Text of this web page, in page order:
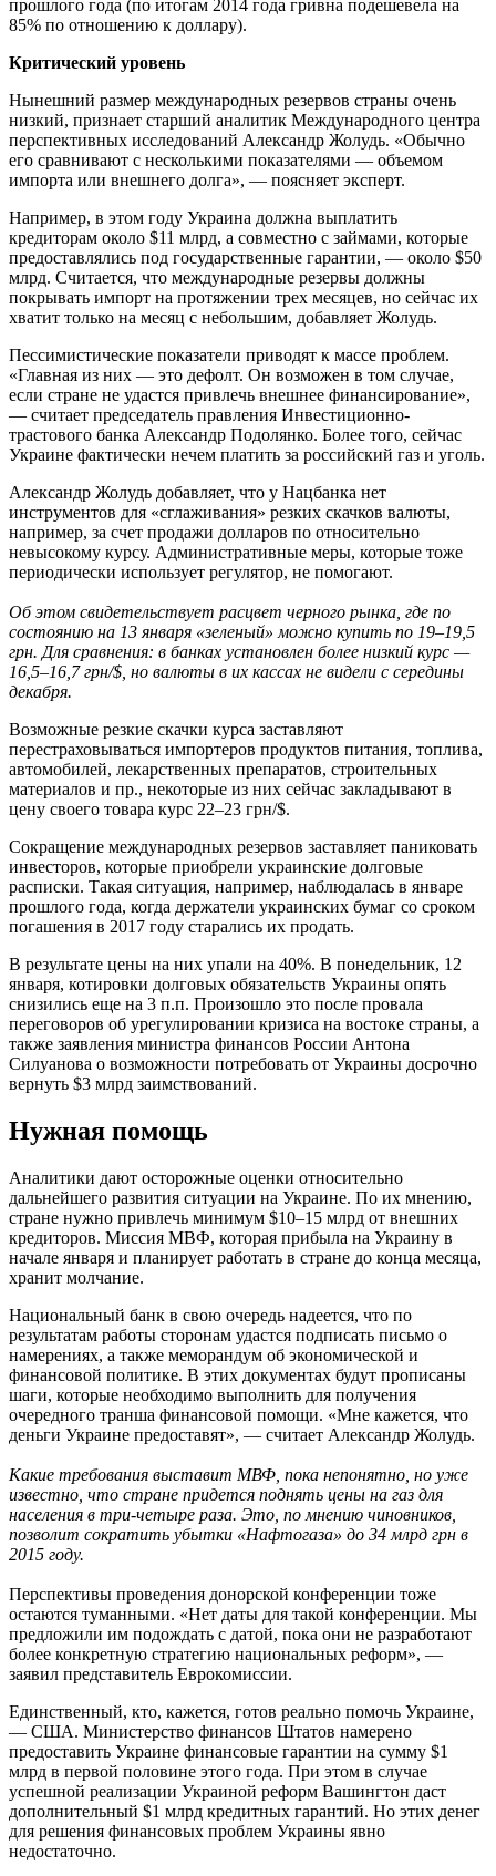
прошлого года (по итогам 2014 года гривна подешевела на
85% по отношению к доллару).
Критический уровень
Нынешний размер международных резервов страны очень
низкий, признает старший аналитик Международного центра
перспективных исследований Александр Жолудь. «Обычно
его сравнивают с несколькими показателями — объемом
импорта или внешнего долга», — поясняет эксперт.
Например, в этом году Украина должна выплатить
кредиторам около $11 млрд, а совместно с займами, которые
предоставлялись под государственные гарантии, — около $50
млрд. Считается, что международные резервы должны
покрывать импорт на протяжении трех месяцев, но сейчас их
хватит только на месяц с небольшим, добавляет Жолудь.
Пессимистические показатели приводят к массе проблем.
«Главная из них — это дефолт. Он возможен в том случае,
если стране не удастся привлечь внешнее финансирование»,
— считает председатель правления Инвестиционно-
трастового банка Александр Подолянко. Более того, сейчас
Украине фактически нечем платить за российский газ и уголь.
Александр Жолудь добавляет, что у Нацбанка нет
инструментов для «сглаживания» резких скачков валюты,
например, за счет продажи долларов по относительно
невысокому курсу. Административные меры, которые тоже
периодически использует регулятор, не помогают.
Об этом свидетельствует расцвет черного рынка, где по
состоянию на 13 января «зеленый» можно купить по 19–19,5
грн. Для сравнения: в банках установлен более низкий курс —
16,5–16,7 грн/$, но валюты в их кассах не видели с середины
декабря.
Возможные резкие скачки курса заставляют
перестраховываться импортеров продуктов питания, топлива,
автомобилей, лекарственных препаратов, строительных
материалов и пр., некоторые из них сейчас закладывают в
цену своего товара курс 22–23 грн/$.
Сокращение международных резервов заставляет паниковать
инвесторов, которые приобрели украинские долговые
расписки. Такая ситуация, например, наблюдалась в январе
прошлого года, когда держатели украинских бумаг со сроком
погашения в 2017 году старались их продать.
В результате цены на них упали на 40%. В понедельник, 12
января, котировки долговых обязательств Украины опять
снизились еще на 3 п.п. Произошло это после провала
переговоров об урегулировании кризиса на востоке страны, а
также заявления министра финансов России Антона
Силуанова о возможности потребовать от Украины досрочно
вернуть $3 млрд заимствований.
Нужная помощь
Аналитики дают осторожные оценки относительно
дальнейшего развития ситуации на Украине. По их мнению,
стране нужно привлечь минимум $10–15 млрд от внешних
кредиторов. Миссия МВФ, которая прибыла на Украину в
начале января и планирует работать в стране до конца месяца,
хранит молчание.
Национальный банк в свою очередь надеется, что по
результатам работы сторонам удастся подписать письмо о
намерениях, а также меморандум об экономической и
финансовой политике. В этих документах будут прописаны
шаги, которые необходимо выполнить для получения
очередного транша финансовой помощи. «Мне кажется, что
деньги Украине предоставят», — считает Александр Жолудь.
Какие требования выставит МВФ, пока непонятно, но уже
известно, что стране придется поднять цены на газ для
населения в три-четыре раза. Это, по мнению чиновников,
позволит сократить убытки «Нафтогаза» до 34 млрд грн в
2015 году.
Перспективы проведения донорской конференции тоже
остаются туманными. «Нет даты для такой конференции. Мы
предложили им подождать с датой, пока они не разработают
более конкретную стратегию национальных реформ», —
заявил представитель Еврокомиссии.
Единственный, кто, кажется, готов реально помочь Украине,
— США. Министерство финансов Штатов намерено
предоставить Украине финансовые гарантии на сумму $1
млрд в первой половине этого года. При этом в случае
успешной реализации Украиной реформ Вашингтон даст
дополнительный $1 млрд кредитных гарантий. Но этих денег
для решения финансовых проблем Украины явно
недостаточно.